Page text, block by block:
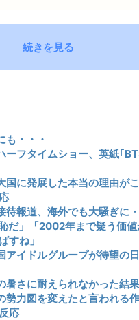
続きを見る
も・・・
ーフタイムショー、英紙｢
国に発展した本当の理由が
待報道、海外でも大騒ぎに
だ」「2002年まで疑う価
すね」
アイドルグループが待望の
さに耐えられなかった結果
勢力図を変えたと言われる
応